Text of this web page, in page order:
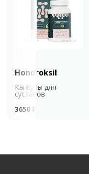
Hondroksil
Капсулы для
суставов
3650 ₽